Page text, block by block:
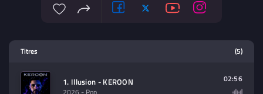
contenu à lire (audio/video)
Titres (5)
1. Illusion - KEROON
2026 - Pop
02:56